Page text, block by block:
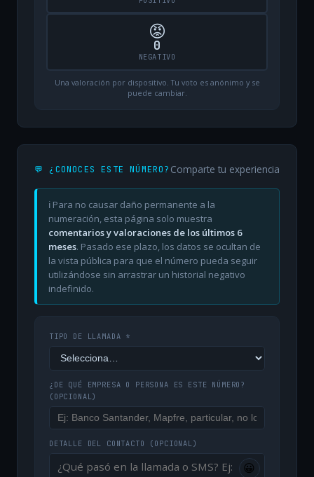
😡
0
NEGATIVO
Una valoración por dispositivo. Tu voto es anónimo y se
puede cambiar.
💬 ¿CONOCES ESTE NÚMERO? Comparte tu experiencia
ℹ️ Para no causar daño permanente a la
numeración, esta página solo muestra
comentarios y valoraciones de los últimos 6
meses. Pasado ese plazo, los datos se ocultan de
la vista pública para que el número pueda seguir
utilizándose sin arrastrar un historial negativo
indefinido.
TIPO DE LLAMADA *
¿DE QUÉ EMPRESA O PERSONA ES ESTE NÚMERO?
(OPCIONAL)
DETALLE DEL CONTACTO (OPCIONAL)
😀